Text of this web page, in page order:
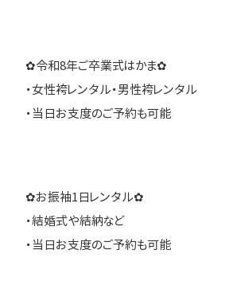
✿令和8年ご卒業式はかま✿
・女性袴レンタル・男性袴レンタル
・当日お支度のご予約も可能
✿お振袖1日レンタル✿
・結婚式や結納など
・当日お支度のご予約も可能